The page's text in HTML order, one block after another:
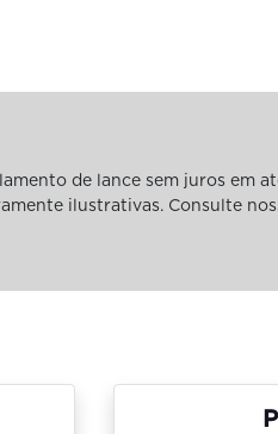
de lance sem juros em
ilustrativas. Consulte